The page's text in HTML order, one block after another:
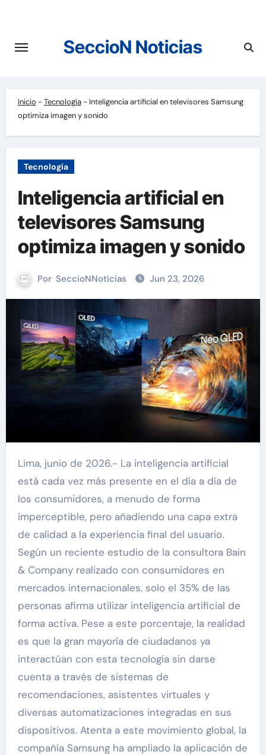
contenido
SeccioN Noticias
Inicio - Tecnología- Inteligencia artificial en televisores Samsung
optimiza imagen y sonido
Tecnología
Inteligencia artificial en
televisores Samsung
optimiza imagen y sonido
Por SeccioNNoticias Jun 23, 2026
Lima, junio de 2026.- La inteligencia artificial
está cada vez más presente en el día a día de
los consumidores, a menudo de forma
imperceptible, pero añadiendo una capa extra
de calidad a la experiencia final del usuario.
Según un reciente estudio de la consultora Bain
& Company realizado con consumidores en
mercados internacionales, solo el 35% de las
personas afirma utilizar inteligencia artificial de
forma activa. Pese a este porcentaje, la realidad
es que la gran mayoría de ciudadanos ya
interactúan con esta tecnología sin darse
cuenta a través de sistemas de
recomendaciones, asistentes virtuales y
diversas automatizaciones integradas en sus
dispositivos. Atenta a este movimiento global, la
compañía Samsung ha ampliado la aplicación de